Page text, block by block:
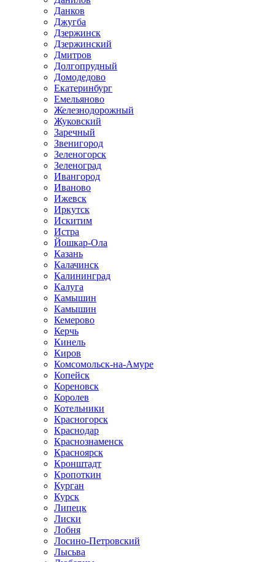
Данков
Джугба
Дзержинск
Дзержинский
Дмитров
Долгопрудный
Домодедово
Екатеринбург
Емельяново
Железнодорожный
Жуковский
Заречный
Звенигород
Зеленогорск
Зеленоград
Ивангород
Иваново
Ижевск
Иркутск
Искитим
Истра
Йошкар-Ола
Казань
Калачинск
Калининград
Калуга
Камышин
Камышин
Кемерово
Керчь
Кинель
Киров
Комсомольск-на-Амуре
Копейск
Кореновск
Королев
Котельники
Красногорск
Краснодар
Краснознаменск
Красноярск
Кронштадт
Кропоткин
Курган
Курск
Липецк
Лиски
Лобня
Лосино-Петровский
Лысьва